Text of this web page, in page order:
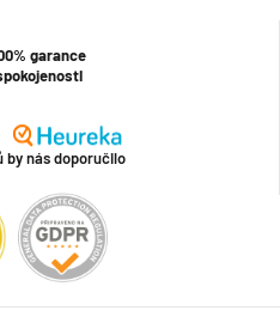
garance
by nás doporučilo